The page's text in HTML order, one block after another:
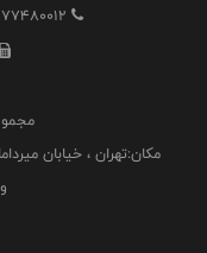
مکان:تهران ، خیابان